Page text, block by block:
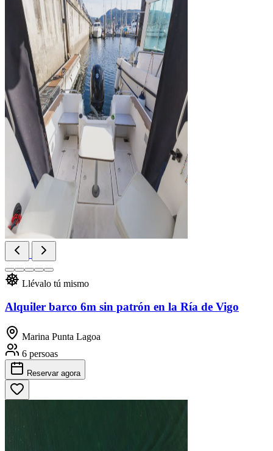
Llévalo tú mismo
Alquiler barco 6m sin patrón en la Ría de Vigo
Marina Punta Lagoa
6 persoas
Reservar agora